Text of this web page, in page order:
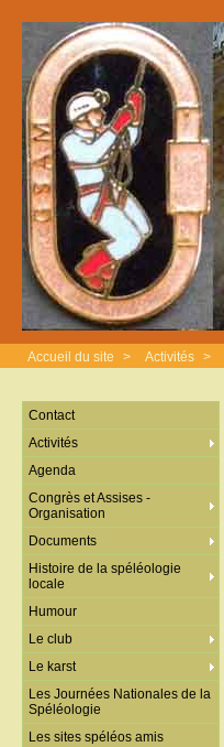
Accueil du site > Activités >
Contact
Activités
Agenda
Congrès et Assises -
Organisation
Documents
Histoire de la spéléologie
locale
Humour
Le club
Le karst
Les Journées Nationales de la
Spéléologie
Les sites spéléos amis